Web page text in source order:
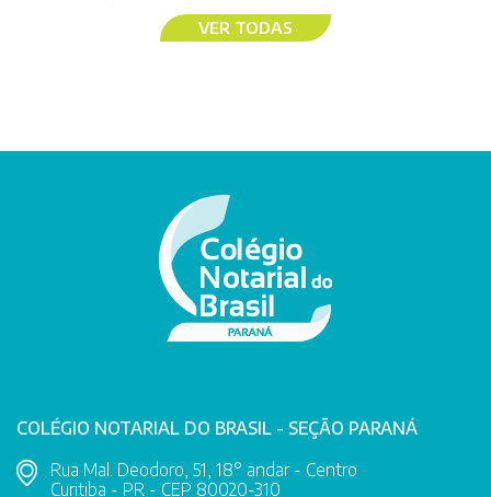
VER TODAS
COLÉGIO NOTARIAL DO BRASIL - SEÇÃO PARANÁ
Rua Mal. Deodoro, 51, 18° andar - Centro
Curitiba - PR - CEP 80020-310